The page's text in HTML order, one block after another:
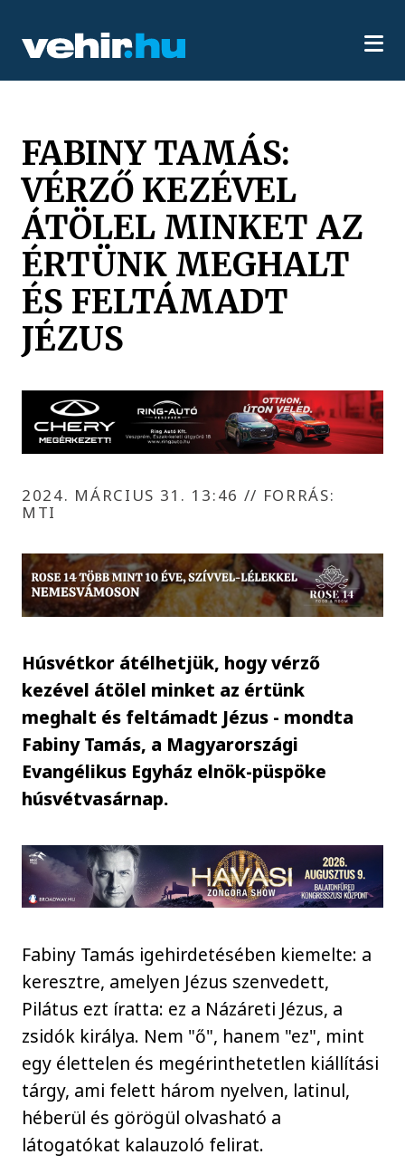
FABINY TAMÁS:
VÉRZŐ KEZÉVEL
ÁTÖLEL MINKET AZ
ÉRTÜNK MEGHALT
ÉS FELTÁMADT
JÉZUS
2024. MÁRCIUS 31. 13:46 // FORRÁS:
MTI
Húsvétkor átélhetjük, hogy vérző
kezével átölel minket az értünk
meghalt és feltámadt Jézus - mondta
Fabiny Tamás, a Magyarországi
Evangélikus Egyház elnök-püspöke
húsvétvasárnap.
Fabiny Tamás igehirdetésében kiemelte: a
keresztre, amelyen Jézus szenvedett,
Pilátus ezt íratta: ez a Názáreti Jézus, a
zsidók királya. Nem "ő", hanem "ez", mint
egy élettelen és megérinthetetlen kiállítási
tárgy, ami felett három nyelven, latinul,
héberül és görögül olvasható a
látogatókat kalauzoló felirat.